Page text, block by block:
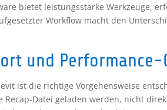
bietet leistungsstarke Werkzeuge,
Workflow macht den
und
ist die richtige Vorgehensweise
Datei geladen werden, nicht